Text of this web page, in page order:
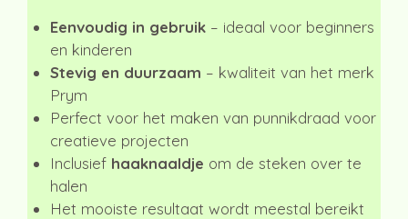
Eenvoudig in gebruik – ideaal voor beginners
en kinderen
Stevig en duurzaam – kwaliteit van het merk
Prym
Perfect voor het maken van punnikdraad voor
creatieve projecten
Inclusief haaknaaldje om de steken over te
halen
Het mooiste resultaat wordt meestal bereikt